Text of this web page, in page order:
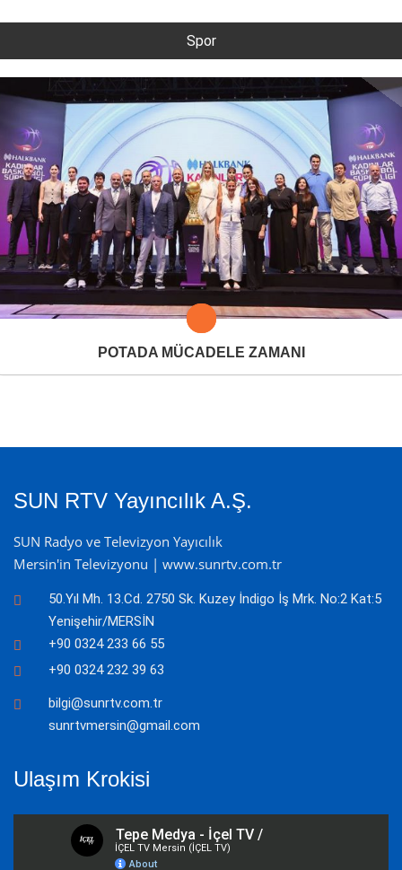
Spor
POTADA MÜCADELE ZAMANI
SUN RTV Yayıncılık A.Ş.
SUN Radyo ve Televizyon Yayıcılık
Mersin'in Televizyonu | www.sunrtv.com.tr
50.Yıl Mh. 13.Cd. 2750 Sk. Kuzey İndigo İş Mrk. No:2 Kat:5
Yenişehir/MERSİN
+90 0324 233 66 55
+90 0324 232 39 63
bilgi@sunrtv.com.tr
sunrtvmersin@gmail.com
Ulaşım Krokisi